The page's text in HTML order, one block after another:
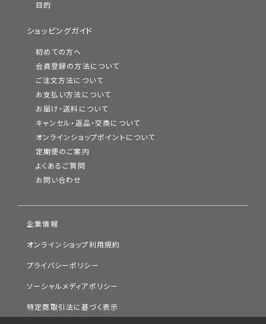
目的
ショッピングガイド
初めての方へ
会員登録の方法について
ご注文方法について
お支払い方法について
お届け・送料について
キャンセル・返品・交換について
オンラインショップポイントについて
定期便のご案内
よくあるご質問
お問い合わせ
企業情報
オンラインショップ利用規約
プライバシーポリシー
ソーシャルメディアポリシー
特定商取引法に基づく表示